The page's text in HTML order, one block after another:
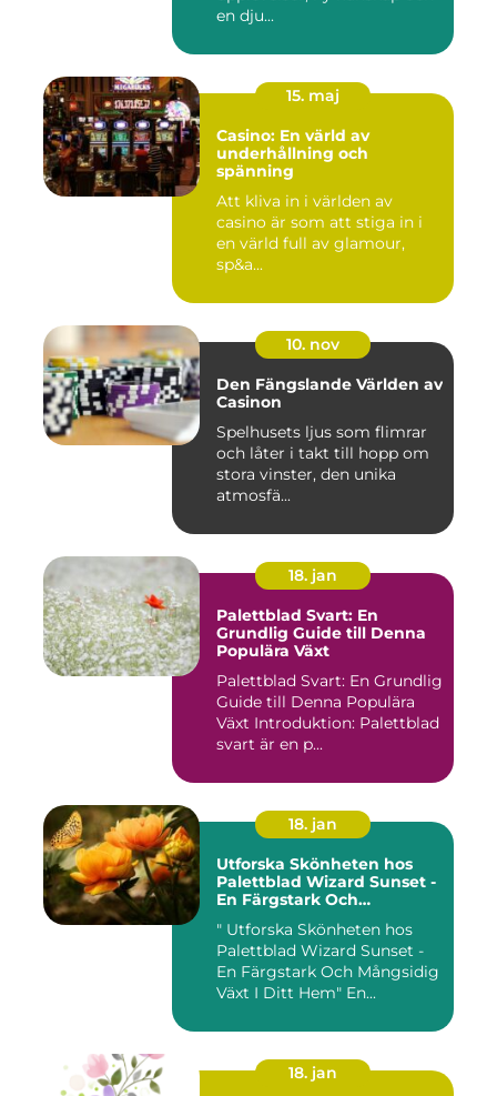
en dju...
15. maj
Casino: En värld av
underhållning och
spänning
Att kliva in i världen av
casino är som att stiga in i
en värld full av glamour,
sp&a...
10. nov
Den Fängslande Världen av
Casinon
Spelhusets ljus som flimrar
och låter i takt till hopp om
stora vinster, den unika
atmosfä...
18. jan
Palettblad Svart: En
Grundlig Guide till Denna
Populära Växt
Palettblad Svart: En Grundlig
Guide till Denna Populära
Växt Introduktion: Palettblad
svart är en p...
18. jan
Utforska Skönheten hos
Palettblad Wizard Sunset -
En Färgstark Och
" Utforska Skönheten hos
Palettblad Wizard Sunset -
En Färgstark Och Mångsidig
Växt I Ditt Hem" En...
18. jan